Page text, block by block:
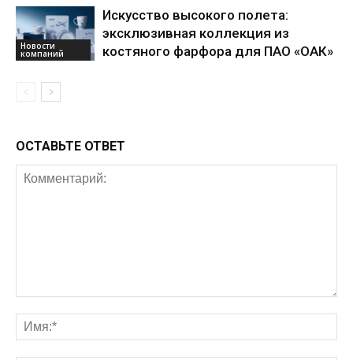
Новости
компаний
Искусство высокого полета:
эксклюзивная коллекция из
костяного фарфора для ПАО «ОАК»
ОСТАВЬТЕ ОТВЕТ